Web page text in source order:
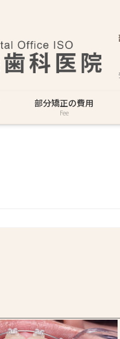
部分矯正の費用
Fee